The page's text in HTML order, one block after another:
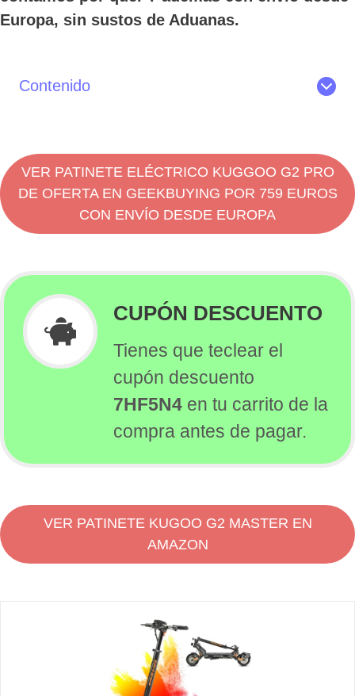
Europa, sin sustos de Aduanas.
Contenido
KUGOO ES2: Características
Velocidad y aceleración
Desniveles
Autonomía
Seguridad de los frenos
Suspensión
Neumáticos y ruedas
Controles y pantalla
Opinión sobre el KUGOO G2 PRO
oferta
VER PATINETE ELÉCTRICO KUGGOO G2 PRO
DE OFERTA EN GEEKBUYING POR 759 EUROS
CON ENVÍO DESDE EUROPA
CUPÓN DESCUENTO
Tienes que teclear el
cupón descuento
7HF5N4 en tu carrito de la
compra antes de pagar.
VER PATINETE KUGOO G2 MASTER EN
AMAZON